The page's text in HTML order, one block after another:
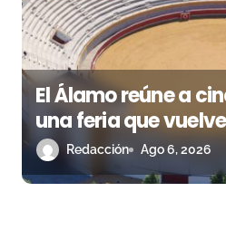
El Álamo reúne a
una feria que
futuroRedacción Ago 6, 2026